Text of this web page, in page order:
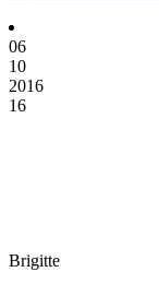
06
10
2016
16
Brigitte